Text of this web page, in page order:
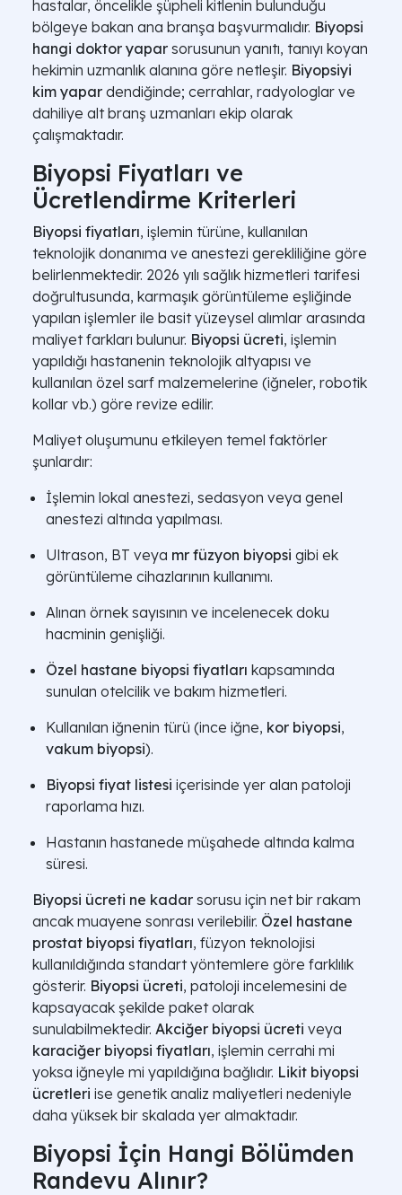
hastalar, öncelikle şüpheli kitlenin bulunduğu
bölgeye bakan ana branşa başvurmalıdır. Biyopsi
hangi doktor yapar sorusunun yanıtı, tanıyı koyan
hekimin uzmanlık alanına göre netleşir. Biyopsiyi
kim yapar dendiğinde; cerrahlar, radyologlar ve
dahiliye alt branş uzmanları ekip olarak
çalışmaktadır.
Biyopsi Fiyatları ve
Ücretlendirme Kriterleri
Biyopsi fiyatları, işlemin türüne, kullanılan
teknolojik donanıma ve anestezi gerekliliğine göre
belirlenmektedir. 2026 yılı sağlık hizmetleri tarifesi
doğrultusunda, karmaşık görüntüleme eşliğinde
yapılan işlemler ile basit yüzeysel alımlar arasında
maliyet farkları bulunur. Biyopsi ücreti, işlemin
yapıldığı hastanenin teknolojik altyapısı ve
kullanılan özel sarf malzemelerine (iğneler, robotik
kollar vb.) göre revize edilir.
Maliyet oluşumunu etkileyen temel faktörler
şunlardır:
İşlemin lokal anestezi, sedasyon veya genel
anestezi altında yapılması.
Ultrason, BT veya mr füzyon biyopsi gibi ek
görüntüleme cihazlarının kullanımı.
Alınan örnek sayısının ve incelenecek doku
hacminin genişliği.
Özel hastane biyopsi fiyatları kapsamında
sunulan otelcilik ve bakım hizmetleri.
Kullanılan iğnenin türü (ince iğne, kor biyopsi,
vakum biyopsi).
Biyopsi fiyat listesi içerisinde yer alan patoloji
raporlama hızı.
Hastanın hastanede müşahede altında kalma
süresi.
Biyopsi ücreti ne kadar sorusu için net bir rakam
ancak muayene sonrası verilebilir. Özel hastane
prostat biyopsi fiyatları, füzyon teknolojisi
kullanıldığında standart yöntemlere göre farklılık
gösterir. Biyopsi ücreti, patoloji incelemesini de
kapsayacak şekilde paket olarak
sunulabilmektedir. Akciğer biyopsi ücreti veya
karaciğer biyopsi fiyatları, işlemin cerrahi mi
yoksa iğneyle mi yapıldığına bağlıdır. Likit biyopsi
ücretleri ise genetik analiz maliyetleri nedeniyle
daha yüksek bir skalada yer almaktadır.
Biyopsi İçin Hangi Bölümden
Randevu Alınır?